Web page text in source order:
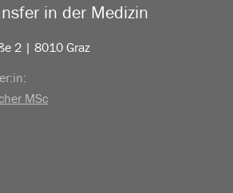
in der Medizin
2 | 8010 Graz
MSc